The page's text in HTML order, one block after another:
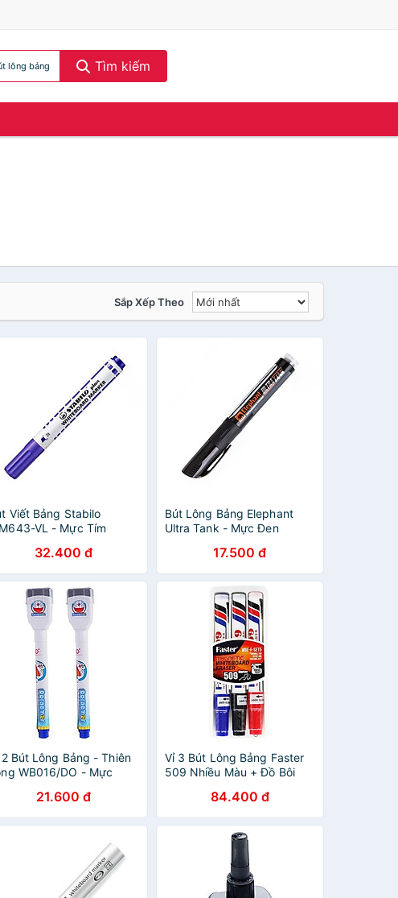
lông bảng Tìm kiếm
Sắp Xếp Theo
Viết Bảng Stabilo
VL - Mực Tím
32.400 đ
Bút Lông Bảng Elephant
Ultra Tank - Mực Đen
17.500 đ
Bút Lông Bảng - Thiên
WB016/DO - Mực
21.600 đ
Vỉ 3 Bút Lông Bảng Faster
509 Nhiều Màu + Đồ Bôi
84.400 đ